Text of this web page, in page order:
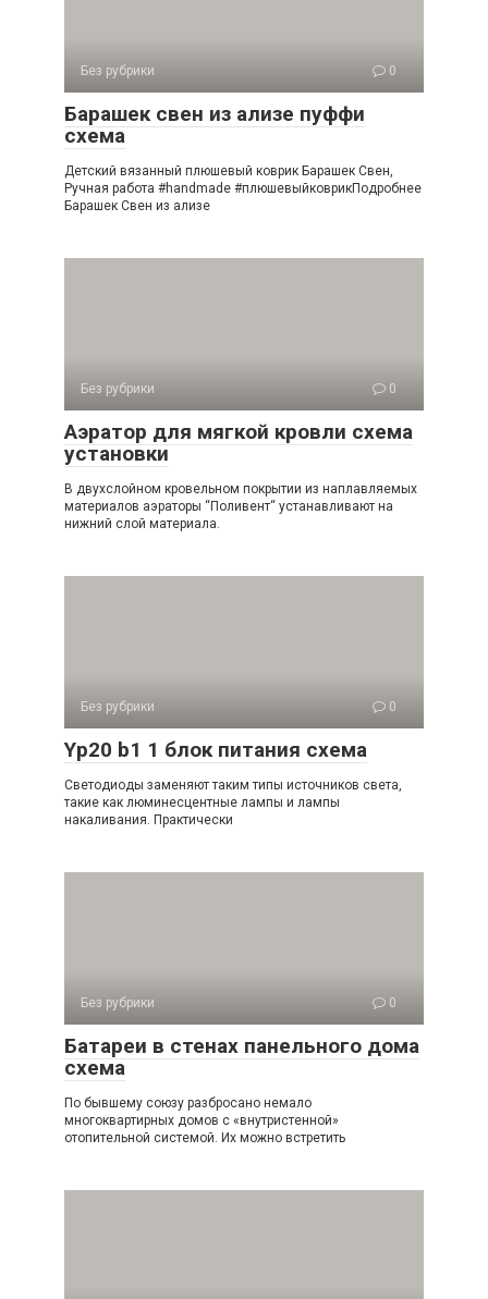
Без рубрики 0
Барашек свен из ализе пуффи
схема
Детский вязанный плюшевый коврик Барашек Свен,
Ручная работа #handmade #плюшевыйковрикПодробнее
Барашек Свен из ализе
Без рубрики 0
Аэратор для мягкой кровли схема
установки
В двухслойном кровельном покрытии из наплавляемых
материалов аэраторы “Поливент“ устанавливают на
нижний слой материала.
Без рубрики 0
Yp20 b1 1 блок питания схема
Светодиоды заменяют таким типы источников света,
такие как люминесцентные лампы и лампы
накаливания. Практически
Без рубрики 0
Батареи в стенах панельного дома
схема
По бывшему союзу разбросано немало
многоквартирных домов с «внутристенной»
отопительной системой. Их можно встретить